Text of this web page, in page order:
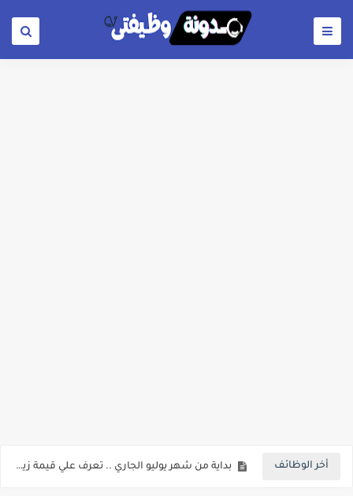
أخر الوظائف للمؤهلات العليا ..اعلان وظائف وزارة التنمية المحلية " اخصائي تخطيط - مهندس - اخصائي حاسبات - باحث قانوني " والتقديم الكتروني بتاريخ 15-7-2026